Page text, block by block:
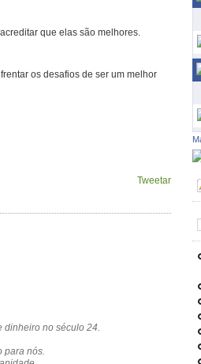
que elas são melhores.
os desafios de ser um melhor
Tweetar
dinheiro no século 24.
para nós.